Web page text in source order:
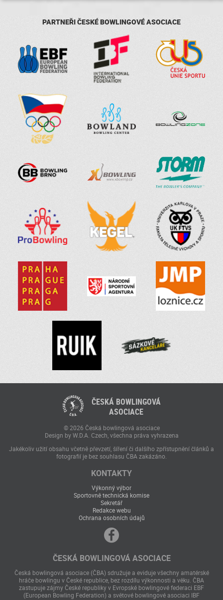
PARTNEŘI ČESKÉ BOWLINGOVÉ ASOCIACE
ČESKÁ BOWLINGOVÁ
ASOCIACE
© 2026 Česká bowlingová asociace
Design by W.D.A. Czech, všechna práva vyhrazena
Jakékoliv užití obsahu včetně převzetí, šíření či dalšího zpřístupnění článků a
fotografií je bez souhlasu ČBA zakázáno.
KONTAKTY
Výkonný výbor
Sportovně technická komise
Sekretář
Redakce webu
Ochrana osobních údajů
ČESKÁ BOWLINGOVÁ ASOCIACE
Česká bowlingová asociace (ČBA) sdružuje a eviduje všechny amatérské
hráče bowlingu v České republice, bez rozdílu výkonnosti a věku. ČBA
zastupuje zájmy České republiky v Evropské bowlingové federaci EBF
(European Bowling Federation) a světové bowlingové asociaci IBF